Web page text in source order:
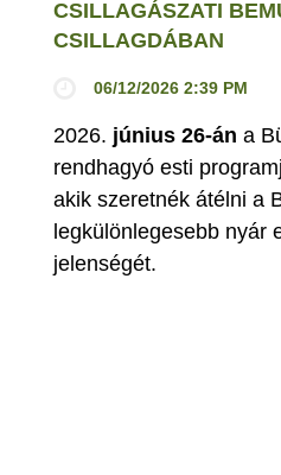
CSILLAGÁSZATI
CSILLAGDÁBAN
06/12/2026 2:39 PM
2026. június 26-án a
rendhagyó esti
akik szeretnék átélni a
legkülönlegesebb nyár
jelenségét.